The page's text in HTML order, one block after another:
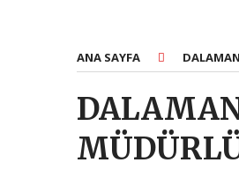
ANA SAYFA